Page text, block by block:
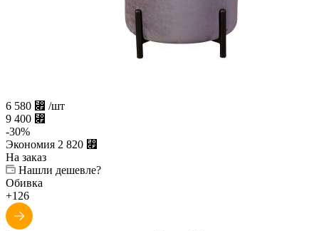
6 580 ⃏ /шт
9 400 ⃏
-30%
Экономия 2 820 ⃏
На заказ
Нашли дешевле?
Обивка
+126